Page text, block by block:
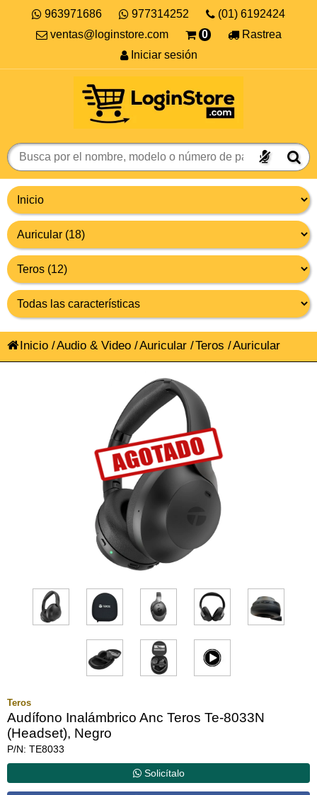
963971686 977314252
(01) 6192424
ventas@loginstore.com
0
Rastrea
Iniciar sesión
Inicio /Audio & Video /Auricular /Teros /Auricular
Teros
Audífono Inalámbrico Anc Teros Te-8033N
(Headset), Negro
P/N: TE8033
Solicítalo